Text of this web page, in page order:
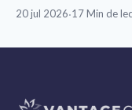
20 jul 2026·17 Min de